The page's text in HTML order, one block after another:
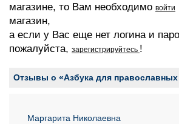
магазине, то Вам необходимо войти
магазин,
а если у Вас еще нет логина и
пожалуйста, зарегистрируйтесь !
Отзывы о «Азбука для православных
Маргарита Николаевна